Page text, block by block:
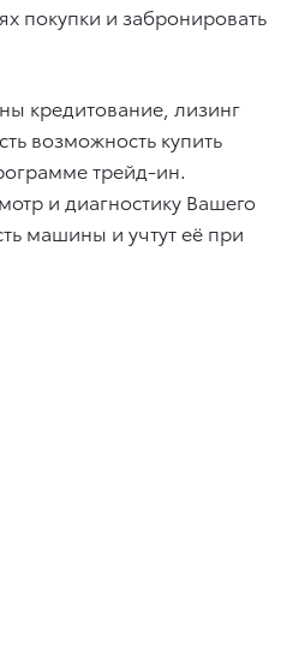
покупки и забронировать
кредитование, лизинг
возможность купить
трейд-ин.
и диагностику Вашего
машины и учтут её при